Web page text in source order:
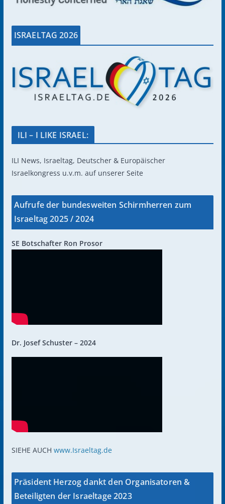
ISRAELTAG 2026
ILI – I LIKE ISRAEL:
ILI News, Israeltag, Deutscher & Europäischer
Israelkongress u.v.m. auf unserer Seite
Aufrufe der bundesweiten Schirmherren zum
Israeltag 2025 / 2024
SE Botschafter Ron Prosor
Dr. Josef Schuster – 2024
SIEHE AUCH www.Israeltag.de
Präsident Herzog dankt den Organisatoren &
Beteiligten der Israeltage 2023